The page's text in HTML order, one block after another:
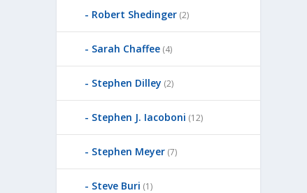
Robert Shedinger (2)
Sarah Chaffee (4)
Stephen Dilley (2)
Stephen J. Iacoboni (12)
Stephen Meyer (7)
Steve Buri (1)